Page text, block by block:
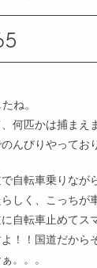
ね。
何匹かは捕まえ
んびりやってお
自転車乗りなが
しく、こっちが
自転車止めてス
！！国道だから
。。。